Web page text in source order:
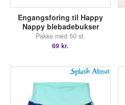
Engangsforing til Happy
Nappy blebadebukser
Pakke med 50 st.
69 kr.